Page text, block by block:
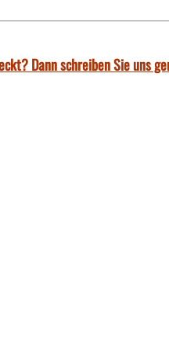
Dann schreiben Sie uns